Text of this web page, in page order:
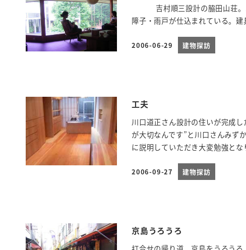
吉村順三設計の脇田山荘。
障子・雨戸が仕込まれている。
投稿日
2006-06-29 建物探訪
工夫
川口道正さん設計の住いが完成
が大切なんです”と川口さんみず
に説明していただき大変勉強と
投稿日
2006-09-27 建物探訪
京島うろうろ